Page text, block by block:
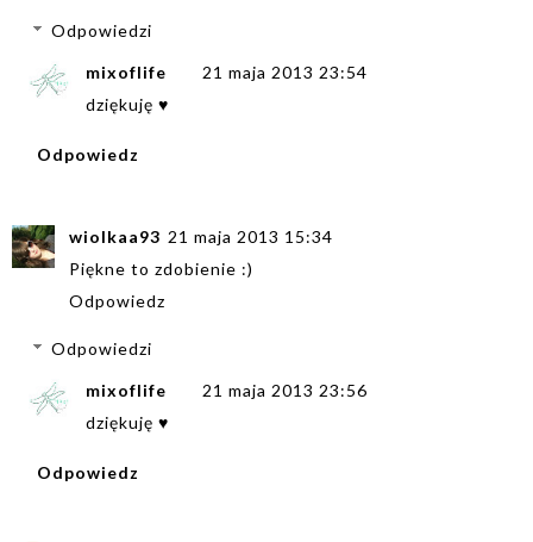
Odpowiedzi
mixoflife
21 maja 2013 23:54
dziękuję ♥
Odpowiedz
wiolkaa93 21 maja 2013 15:34
Piękne to zdobienie :)
Odpowiedz
Odpowiedzi
mixoflife
21 maja 2013 23:56
dziękuję ♥
Odpowiedz